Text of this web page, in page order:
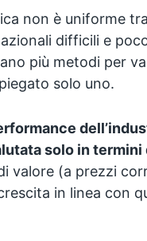
non è uniforme
difficili e
più metodi per
solo uno.
solo in
valore (a prezzi
in linea con